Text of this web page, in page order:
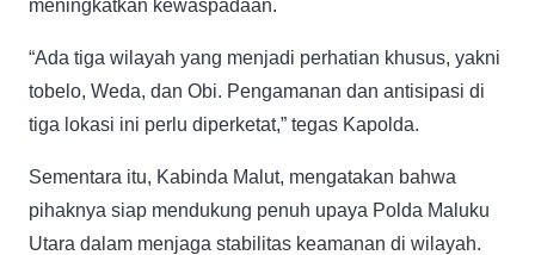
meningkatkan kewaspadaan.
“Ada tiga wilayah yang menjadi perhatian khusus, yakni
tobelo, Weda, dan Obi. Pengamanan dan antisipasi di
tiga lokasi ini perlu diperketat,” tegas Kapolda.
Sementara itu, Kabinda Malut, mengatakan bahwa
pihaknya siap mendukung penuh upaya Polda Maluku
Utara dalam menjaga stabilitas keamanan di wilayah.